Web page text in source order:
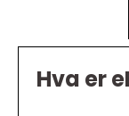
Hva er